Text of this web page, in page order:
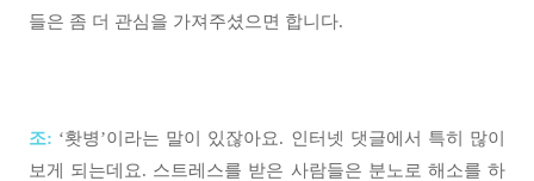
들은 좀 더 관심을 가져주셨으면 합니다.
조: ‘홧병’이라는 말이 있잖아요. 인터넷 댓글에서 특히 많이
보게 되는데요. 스트레스를 받은 사람들은 분노로 해소를 하